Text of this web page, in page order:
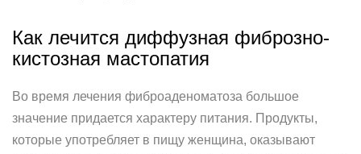
Как лечится диффузная фиброзно-
кистозная мастопатия
Во время лечения фиброаденоматоза большое
значение придается характеру питания. Продукты,
которые употребляет в пищу женщина, оказывают